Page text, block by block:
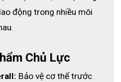
hại.
Thiết kế đầu ngón tay có họa tiết
điều kiện khô hoặc ướt.
nhiên, giảm mỏi tay khi làm việc
khử trùng bằng clo, không dính,
chứng nhận loại III – đảm bảo
động trong nhiều môi
Chủ Lực
Bảo vệ cơ thể trước